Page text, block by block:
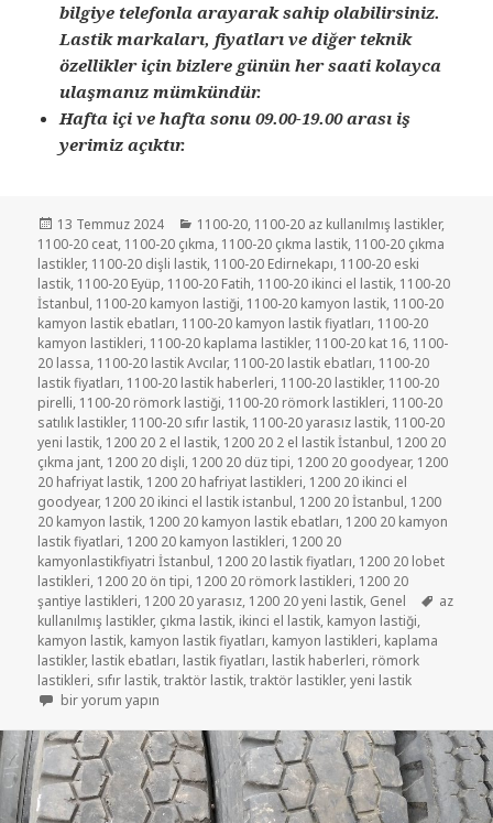
bilgiye telefonla arayarak sahip olabilirsiniz.
Lastik markaları, fiyatları ve diğer teknik
özellikler için bizlere günün her saati kolayca
ulaşmanız mümkündür.
Hafta içi ve hafta sonu 09.00-19.00 arası iş
yerimiz açıktır.
Yayın
tarihi
13 Temmuz 2024 Kategoriler
1100-20, 1100-20 az kullanılmış lastikler,
1100-20 ceat, 1100-20 çıkma, 1100-20 çıkma lastik, 1100-20 çıkma
lastikler, 1100-20 dişli lastik, 1100-20 Edirnekapı, 1100-20 eski
lastik, 1100-20 Eyüp, 1100-20 Fatih, 1100-20 ikinci el lastik, 1100-20
İstanbul, 1100-20 kamyon lastiği, 1100-20 kamyon lastik, 1100-20
kamyon lastik ebatları, 1100-20 kamyon lastik fiyatları, 1100-20
kamyon lastikleri, 1100-20 kaplama lastikler, 1100-20 kat 16, 1100-
20 lassa, 1100-20 lastik Avcılar, 1100-20 lastik ebatları, 1100-20
lastik fiyatları, 1100-20 lastik haberleri, 1100-20 lastikler, 1100-20
pirelli, 1100-20 römork lastiği, 1100-20 römork lastikleri, 1100-20
satılık lastikler, 1100-20 sıfır lastik, 1100-20 yarasız lastik, 1100-20
yeni lastik, 1200 20 2 el lastik, 1200 20 2 el lastik İstanbul, 1200 20
çıkma jant, 1200 20 dişli, 1200 20 düz tipi, 1200 20 goodyear, 1200
20 hafriyat lastik, 1200 20 hafriyat lastikleri, 1200 20 ikinci el
goodyear, 1200 20 ikinci el lastik istanbul, 1200 20 İstanbul, 1200
20 kamyon lastik, 1200 20 kamyon lastik ebatları, 1200 20 kamyon
lastik fiyatlari, 1200 20 kamyon lastikleri, 1200 20
kamyonlastikfiyatri İstanbul, 1200 20 lastik fiyatları, 1200 20 lobet
lastikleri, 1200 20 ön tipi, 1200 20 römork lastikleri, 1200 20
şantiye lastikleri, 1200 20 yarasız, 1200 20 yeni lastik, Genel Etiketler
az
kullanılmış lastikler, çıkma lastik, ikinci el lastik, kamyon lastiği,
kamyon lastik, kamyon lastik fiyatları, kamyon lastikleri, kaplama
lastikler, lastik ebatları, lastik fiyatları, lastik haberleri, römork
lastikleri, sıfır lastik,traktör lastik,traktör lastikler,yeni lastik
1100-20 VE 1200-20 YENİ LASTİKLER için
bir yorum yapın